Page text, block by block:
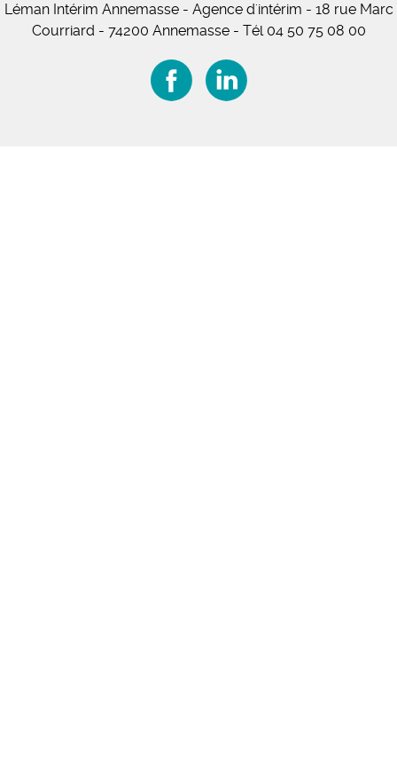
Léman Intérim Annemasse - Agence d'intérim - 18 rue Marc
Courriard - 74200 Annemasse - Tél 04 50 75 08 00